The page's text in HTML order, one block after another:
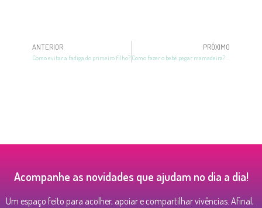
ANTERIOR
Como evitar a fadiga do primeiro filho?
PRÓXIMO
Como fazer o bebê pegar mamadeira? 8 dicas para te ajudar!
Acompanhe as novidades que ajudam no dia a dia!
Um espaço feito para acolher, apoiar e compartilhar vivências. Afinal,